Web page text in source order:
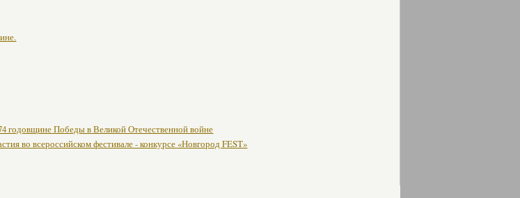
Победы в Великой Отечественной войне
во всероссийском фестивале - конкурсе «Новгород FEST»